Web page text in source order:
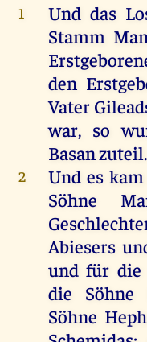
1 Und das
Stamm
den
Vater
war, so
Basanzuteil.
2 Und es kam
Söhne
Abiesers
und für die
die
Söhne
Söhne